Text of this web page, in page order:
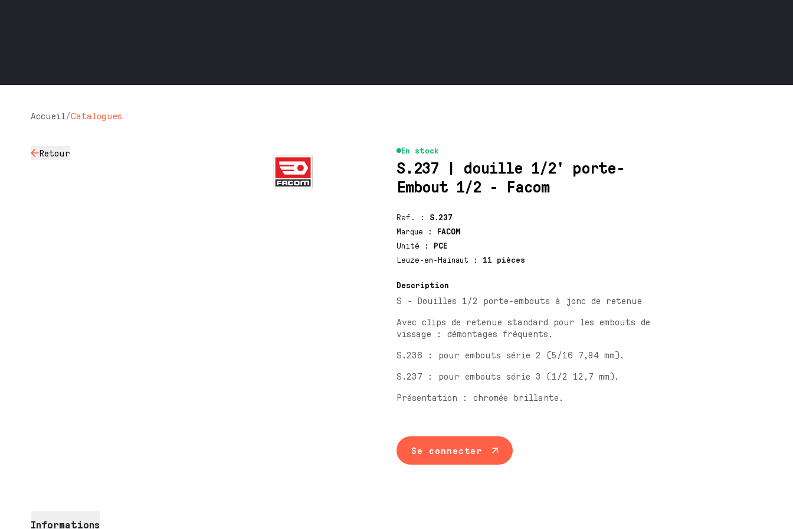
Accueil/Catalogues
Retour En stock
S.237 | douille 1/2' porte-
Embout 1/2 - Facom
Ref. : S.237
Marque
:
FACOM
Unité
:
PCE
Leuze-en-Hainaut
: 11 pièces
Description
S - Douilles 1/2 porte-embouts à jonc de retenue
Avec clips de retenue standard pour les embouts de
vissage : démontages fréquents.
S.236 : pour embouts série 2 (5/16 7,94 mm).
S.237 : pour embouts série 3 (1/2 12,7 mm).
Présentation : chromée brillante.
Se connecter
Informations